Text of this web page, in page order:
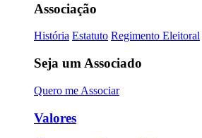
Associação
História Estatuto Regimento Eleitoral
Seja um Associado
Quero me Associar
Valores